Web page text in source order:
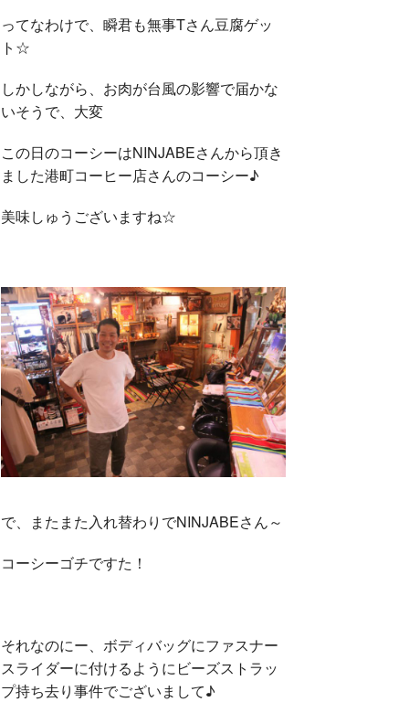
ってなわけで、瞬君も無事Tさん豆腐ゲッ
ト☆
しかしながら、お肉が台風の影響で届かな
いそうで、大変
この日のコーシーはNINJABEさんから頂き
ました港町コーヒー店さんのコーシー♪
美味しゅうございますね☆
で、またまた入れ替わりでNINJABEさん～
コーシーゴチですた！
それなのにー、ボディバッグにファスナー
スライダーに付けるようにビーズストラッ
プ持ち去り事件でございまして♪